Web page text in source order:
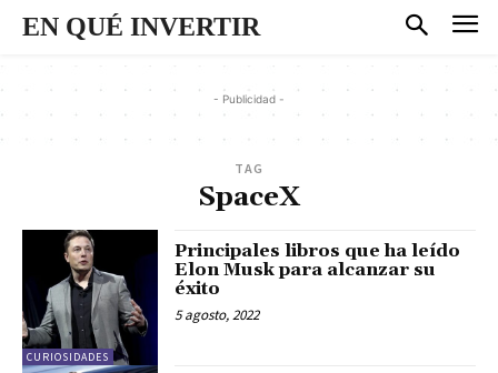
EN QUÉ INVERTIR
- Publicidad -
TAG
SpaceX
CURIOSIDADES
Principales libros que ha leído
Elon Musk para alcanzar su
éxito
5 agosto, 2022